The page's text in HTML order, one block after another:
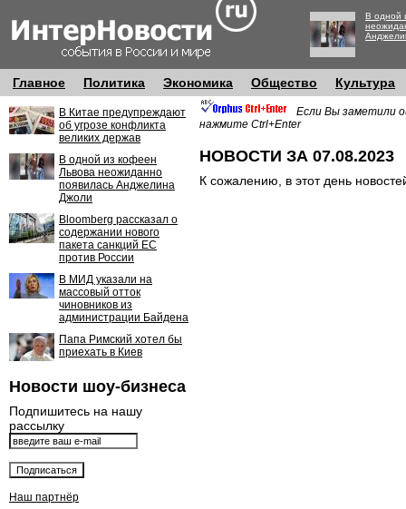
В одной
Главное Политика Экономика Общество Культура
В Китае предупреждают
об угрозе конфликта
великих держав
В одной из кофеен
Львова неожиданно
появилась Анджелина
Джоли
Bloomberg рассказал о
содержании нового
пакета санкций ЕС
против России
В МИД указали на
массовый отток
чиновников из
администрации Байдена
Папа Римский хотел бы
приехать в Киев
Новости шоу-бизнеса
Подпишитесь на нашу
рассылку
Наш партнёр
Если Вы заметили
нажмите Ctrl+Enter
НОВОСТИ ЗА 07.08.2023
К сожалению, в этот день